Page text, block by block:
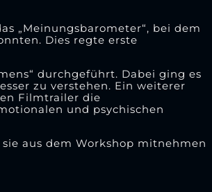
„Meinungsbarometer“, bei dem
Dies regte erste
durchgeführt. Dabei ging es
zu verstehen. Ein weiterer
Filmtrailer die
und psychischen
aus dem Workshop mitnehmen